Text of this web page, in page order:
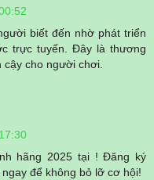
biết đến nhờ phát triển
trực tuyến. Đây là thương
cho người chơi.
hãng 2025 tại ! Đăng ký
để không bỏ lỡ cơ hội!